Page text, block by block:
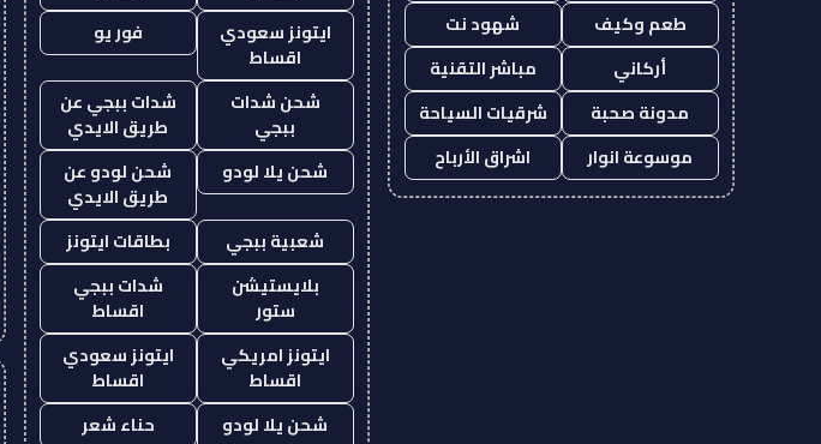
طعم وكيف
شهود نت
أركاني
مباشر التقنية
مدونة صحبة
شرقيات السياحة
موسوعة انوار
اشراق الأرباح
ايتونز سعودي
اقساط
فور يو
شحن شدات
ببجي
شدات ببجي عن
طريق الايدي
شحن يلا لودو
شحن لودو عن
طريق الايدي
شعبية ببجي
بطاقات ايتونز
بلايستيشن
ستور
شدات ببجي
اقساط
ايتونز امريكي
اقساط
ايتونز سعودي
اقساط
شحن يلا لودو
حناء شعر